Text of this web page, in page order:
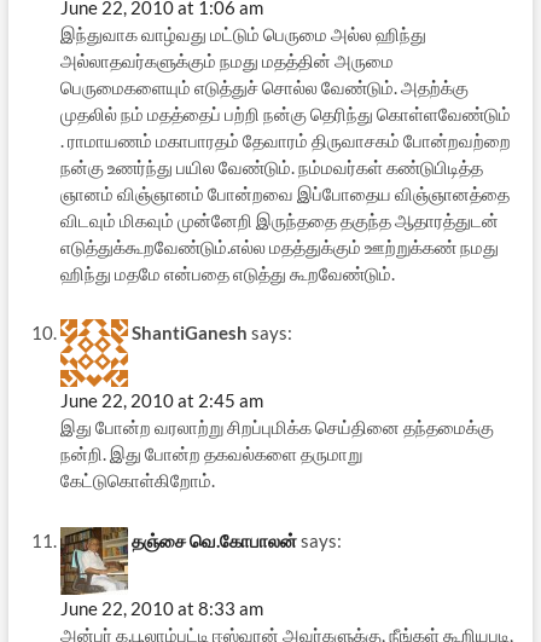
June 22, 2010 at 1:06 am
இந்துவாக வாழ்வது மட்டும் பெருமை அல்ல ஹிந்து
அல்லாதவர்களுக்கும் நமது மதத்தின் அருமை
பெருமைகளையும் எடுத்துச் சொல்ல வேண்டும். அதற்க்கு
முதலில் நம் மதத்தைப் பற்றி நன்கு தெரிந்து கொள்ளவேண்டும்
. ராமாயணம் மகாபாரதம் தேவாரம் திருவாசகம் போன்றவற்றை
நன்கு உணர்ந்து பயில வேண்டும். நம்மவர்கள் கண்டுபிடித்த
ஞானம் விஞ்ஞானம் போன்றவை இப்போதைய விஞ்ஞானத்தை
விடவும் மிகவும் முன்னேறி இருந்ததை தகுந்த ஆதாரத்துடன்
எடுத்துக்கூறவேண்டும்.எல்ல மதத்துக்கும் ஊற்றுக்கண் நமது
ஹிந்து மதமே என்பதை எடுத்து கூறவேண்டும்.
ShantiGanesh says:
June 22, 2010 at 2:45 am
இது போன்ற வரலாற்று சிறப்புமிக்க செய்தினை தந்தமைக்கு
நன்றி. இது போன்ற தகவல்களை தருமாறு
கேட்டுகொள்கிறோம்.
தஞ்சை வெ.கோபாலன்says:
June 22, 2010 at 8:33 am
அன்பர் க.பூலாம்பட்டி ஈஸ்வரன் அவர்களுக்கு, நீங்கள் கூறியபடி,